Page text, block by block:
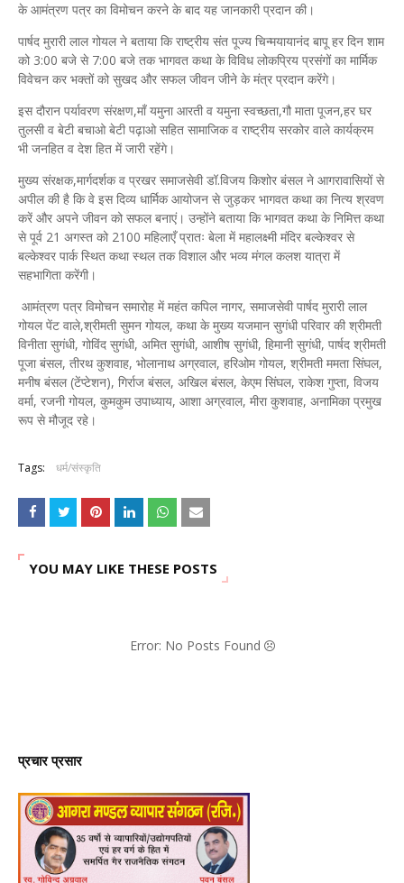
के आमंत्रण पत्र का विमोचन करने के बाद यह जानकारी प्रदान की।
पार्षद मुरारी लाल गोयल ने बताया कि राष्ट्रीय संत पूज्य चिन्मयायानंद बापू हर दिन शाम
को 3:00 बजे से 7:00 बजे तक भागवत कथा के विविध लोकप्रिय प्रसंगों का मार्मिक
विवेचन कर भक्तों को सुखद और सफल जीवन जीने के मंत्र प्रदान करेंगे।
इस दौरान पर्यावरण संरक्षण,माँ यमुना आरती व यमुना स्वच्छता,गौ माता पूजन,हर घर
तुलसी व बेटी बचाओ बेटी पढ़ाओ सहित सामाजिक व राष्ट्रीय सरकोर वाले कार्यक्रम
भी जनहित व देश हित में जारी रहेंगे।
मुख्य संरक्षक,मार्गदर्शक व प्रखर समाजसेवी डॉ.विजय किशोर बंसल ने आगरावासियों से
अपील की है कि वे इस दिव्य धार्मिक आयोजन से जुड़कर भागवत कथा का नित्य श्रवण
करें और अपने जीवन को सफल बनाएं। उन्होंने बताया कि भागवत कथा के निमित्त कथा
से पूर्व 21 अगस्त को 2100 महिलाएँ प्रातः बेला में महालक्ष्मी मंदिर बल्केश्वर से
बल्केश्वर पार्क स्थित कथा स्थल तक विशाल और भव्य मंगल कलश यात्रा में
सहभागिता करेंगी।
आमंत्रण पत्र विमोचन समारोह में महंत कपिल नागर, समाजसेवी पार्षद मुरारी लाल
गोयल पेंट वाले,श्रीमती सुमन गोयल, कथा के मुख्य यजमान सुगंधी परिवार की श्रीमती
विनीता सुगंधी, गोविंद सुगंधी, अमित सुगंधी, आशीष सुगंधी, हिमानी सुगंधी, पार्षद श्रीमती
पूजा बंसल, तीरथ कुशवाह, भोलानाथ अग्रवाल, हरिओम गोयल, श्रीमती ममता सिंघल,
मनीष बंसल (टेंप्टेशन), गिर्राज बंसल, अखिल बंसल, केएम सिंघल, राकेश गुप्ता, विजय
वर्मा, रजनी गोयल, कुमकुम उपाध्याय, आशा अग्रवाल, मीरा कुशवाह, अनामिका प्रमुख
रूप से मौजूद रहे।
Tags: धर्म/संस्कृति
YOU MAY LIKE THESE POSTS
Error: No Posts Found
प्रचार प्रसार